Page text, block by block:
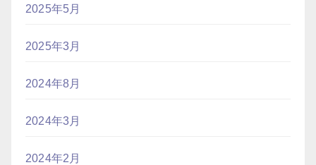
2025年5月
2025年3月
2024年8月
2024年3月
2024年2月